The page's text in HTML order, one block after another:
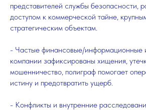
представителей службы безопасности,
доступом к коммерческой тайне,
стратегическим объектам.
- Частые финансовые/информационные
компании зафиксированы хищения,
мошенничество, полиграф помогает
истину и предотвратить ущерб.
- Конфликты и внутренние